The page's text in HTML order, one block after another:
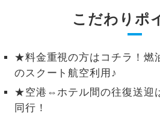
こだわりポ
★料金重視の方はコチラ！燃
のスクート航空利用♪
★空港⇔ホテル間の往復送迎
同行！
スです。
金
コースです。
ご夫婦限定
ご夫婦限定で
す。